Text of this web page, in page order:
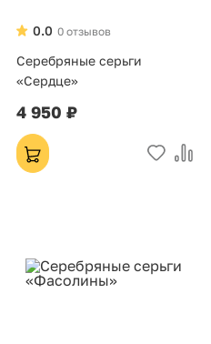
0 отзывов
0.0
Серебряные серьги
«Сердце»
4 950 ₽